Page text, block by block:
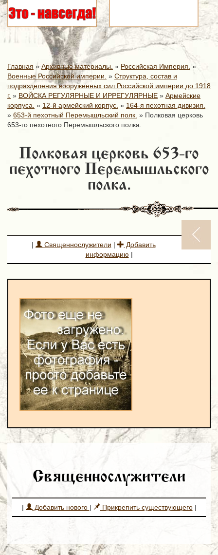
Главная » Архивные материалы. » Российская Империя. »
Военные Российской империи. » Структура, состав и
подразделения вооруженных сил Российской империи до 1918
г. » ВОЙСКА РЕГУЛЯРНЫЕ И ИРРЕГУЛЯРНЫЕ » Армейские
корпуса. » 12-й армейский корпус. » 164-я пехотная дивизия.
» 653-й пехотный Перемышльский полк. » Полковая церковь
653-го пехотного Перемышльского полка.
Полковая церковь 653-го
пехотного Перемышльского
полка.
| Священнослужители |
Добавить
информацию |
Священнослужители
| Добавить нового | Прикрепить существующего|